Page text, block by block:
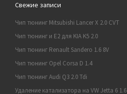
Свежие записи
Чип тюнинг Mitsubishi Lancer X 2.0 CVT
Чип тюнинг и E2 для KIA K5 2.0
Чип тюнинг Renault Sandero 1.6 8V
Чип тюнинг Opel Corsa D 1.4
Чип тюнинг Audi Q3 2.0 Tdi
Удаление катализатора на VW Jetta 6 1.6